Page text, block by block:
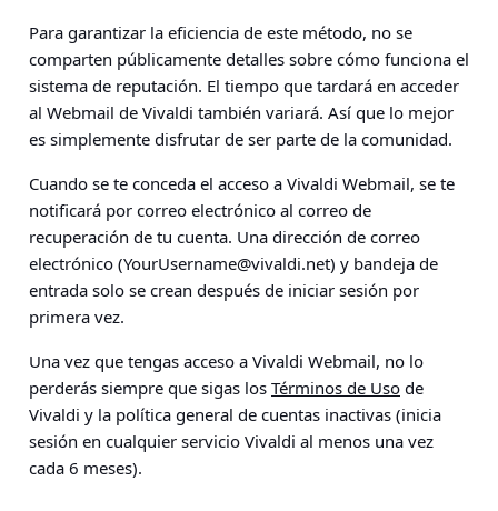
Para garantizar la eficiencia de este método, no se
comparten públicamente detalles sobre cómo funciona el
sistema de reputación. El tiempo que tardará en acceder
al Webmail de Vivaldi también variará. Así que lo mejor
es simplemente disfrutar de ser parte de la comunidad.
Cuando se te conceda el acceso a Vivaldi Webmail, se te
notificará por correo electrónico al correo de
recuperación de tu cuenta. Una dirección de correo
electrónico (YourUsername@vivaldi.net) y bandeja de
entrada solo se crean después de iniciar sesión por
primera vez.
Una vez que tengas acceso a Vivaldi Webmail, no lo
perderás siempre que sigas los Términos de Uso de
Vivaldi y la política general de cuentas inactivas (inicia
sesión en cualquier servicio Vivaldi al menos una vez
cada 6 meses).